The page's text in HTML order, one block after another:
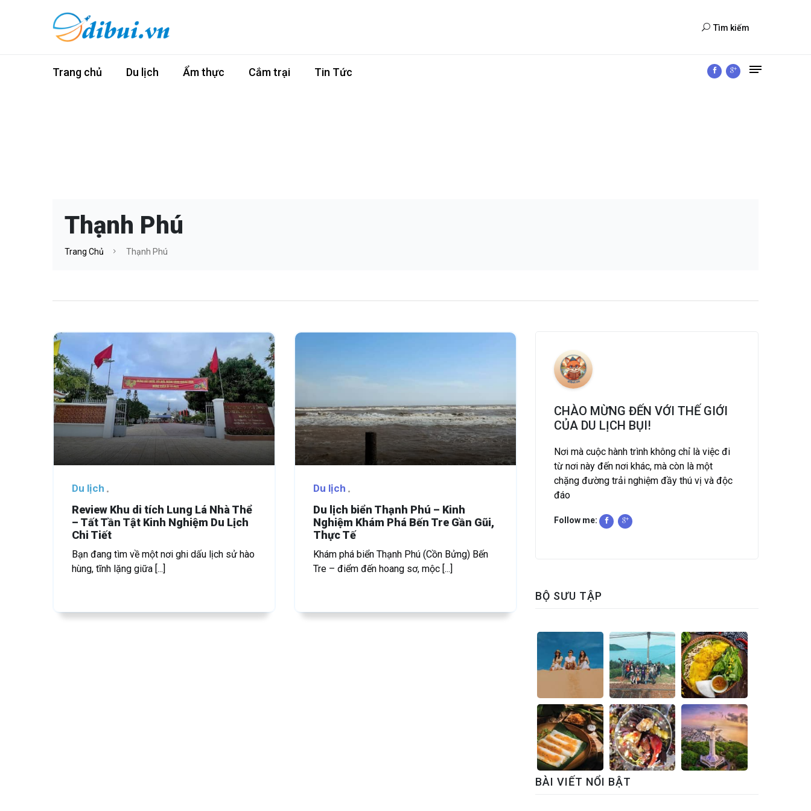
Tìm kiếm
Trang chủ Du lịch Ẩm thực Cắm trại Tin Tức
Thạnh Phú
Trang Chủ Thạnh Phú
Du lịch
Review Khu di tích Lung Lá Nhà Thể
– Tất Tần Tật Kinh Nghiệm Du Lịch
Chi Tiết
Bạn đang tìm về một nơi ghi dấu lịch sử hào
hùng, tĩnh lặng giữa [...]
Du lịch
Du lịch biển Thạnh Phú – Kinh
Nghiệm Khám Phá Bến Tre Gần Gũi,
Thực Tế
Khám phá biển Thạnh Phú (Cồn Bửng) Bến
Tre – điểm đến hoang sơ, mộc [...]
CHÀO MỪNG ĐẾN VỚI THẾ GIỚI
CỦA DU LỊCH BỤI!
Nơi mà cuộc hành trình không chỉ là việc đi
từ nơi này đến nơi khác, mà còn là một
chặng đường trải nghiệm đầy thú vị và độc
đáo
Follow me:
BỘ SƯU TẬP
BÀI VIẾT NỔI BẬT